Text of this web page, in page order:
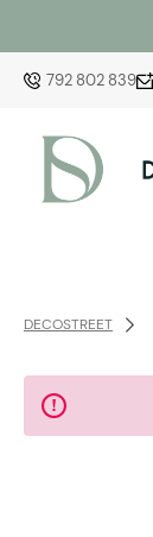
792 802 839
DECOSTREET